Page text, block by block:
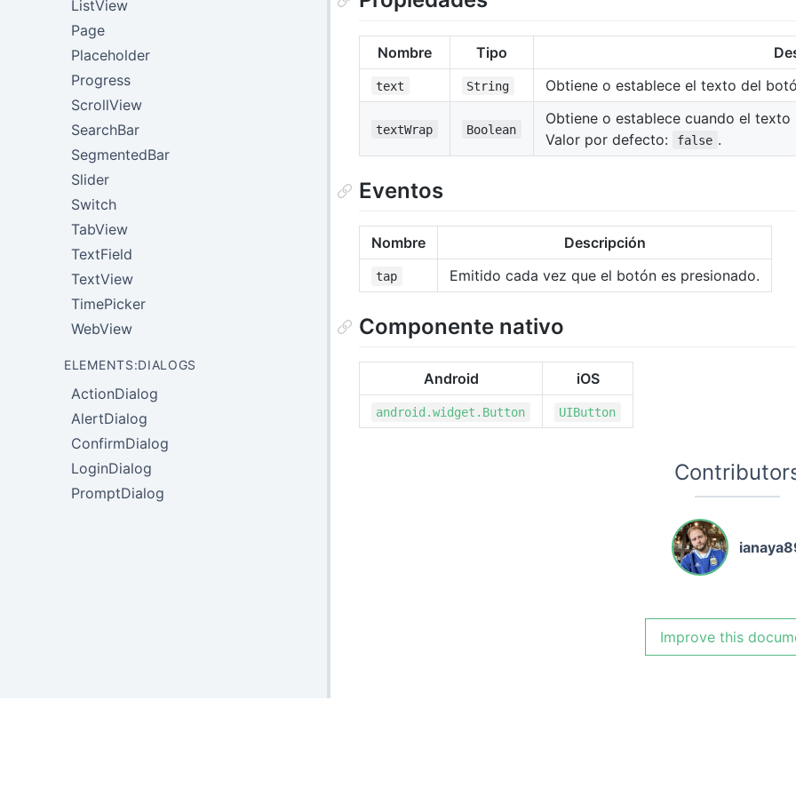
ListView
Page
Placeholder
Progress
ScrollView
SearchBar
SegmentedBar
Slider
Switch
TabView
TextField
TextView
TimePicker
WebView
ELEMENTS:DIALOGS
ActionDialog
AlertDialog
ConfirmDialog
LoginDialog
PromptDialog
Nombre Tipo
text String Obtiene o establece el texto del
textWrap Boolean
Obtiene o establece cuando el
Valor por defecto:
false .
Eventos
Nombre Descripción
tap Emitido cada vez que el botón es presionado.
Componente nativo
Android iOS
android.widget.Button UIButton
Improve this